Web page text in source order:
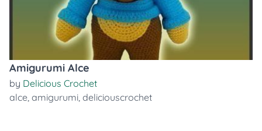
Amigurumi Alce
by Delicious Crochet
alce, amigurumi, deliciouscrochet